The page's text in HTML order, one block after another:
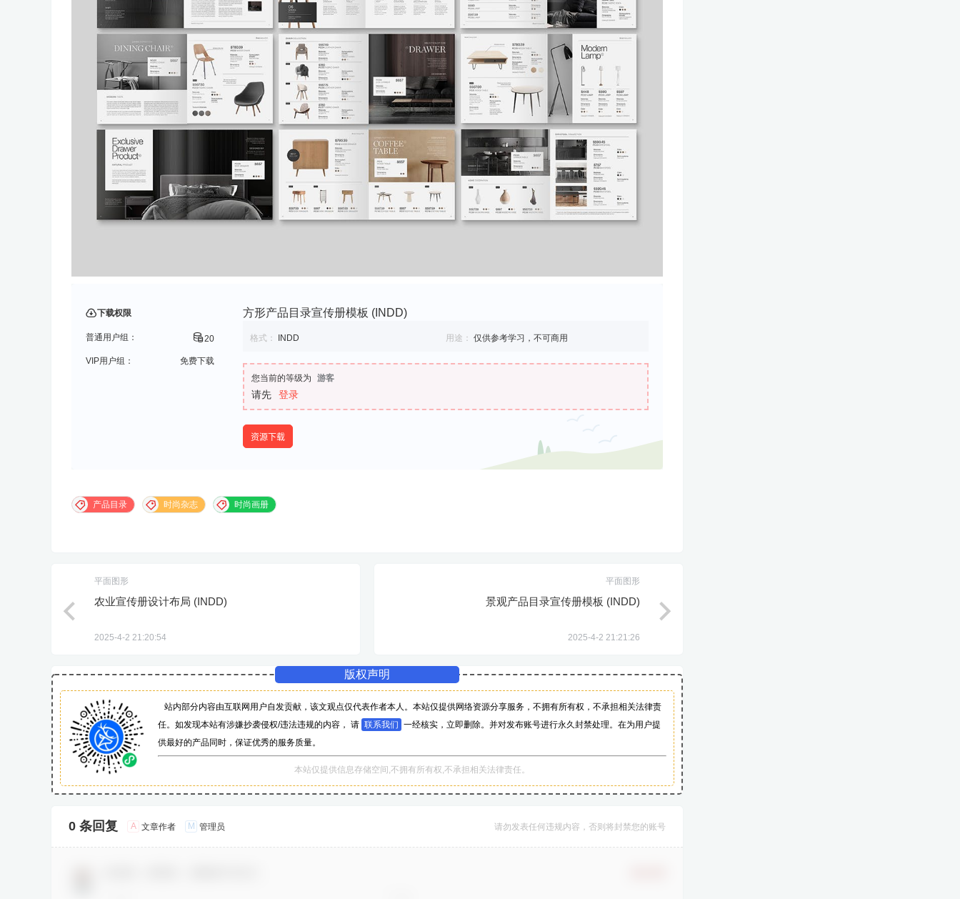
下载权限
普通用户组： 20
VIP用户组： 免费下载
方形产品目录宣传册模板 (INDD)
格式： INDD 用途： 仅供参考学习，不可商用
您当前的等级为 游客
请先 登录
资源下载
产品目录 时尚杂志 时尚画册
平面图形
农业宣传册设计布局 (INDD)
2025-4-2 21:20:54
平面图形
景观产品目录宣传册模板 (INDD)
2025-4-2 21:21:26
版权声明
站内部分内容由互联网用户自发贡献，该文观点仅代表作者本人。本站仅提供网络资源分享服务，不拥有所有权，不承担相关法律责
任。如发现本站有涉嫌抄袭侵权/违法违规的内容， 请 联系我们 一经核实，立即删除。并对发布账号进行永久封禁处理。在为用户提
供最好的产品同时，保证优秀的服务质量。
本站仅提供信息存储空间,不拥有所有权,不承担相关法律责任。
0 条回复 A 文章作者 M 管理员 请勿发表任何违规内容，否则将封禁您的账号